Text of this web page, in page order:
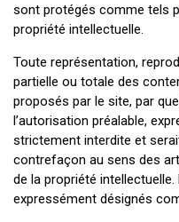
sont protégés comme tels
propriété intellectuelle.
Toute représentation,
partielle ou totale des
proposés par le site, par
l’autorisation préalable,
strictement interdite et
contrefaçon au sens des
de la propriété
expressément désignés